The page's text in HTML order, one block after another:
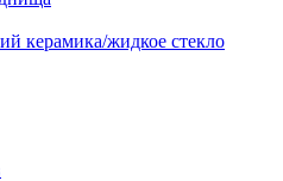
керамика/жидкое стекло